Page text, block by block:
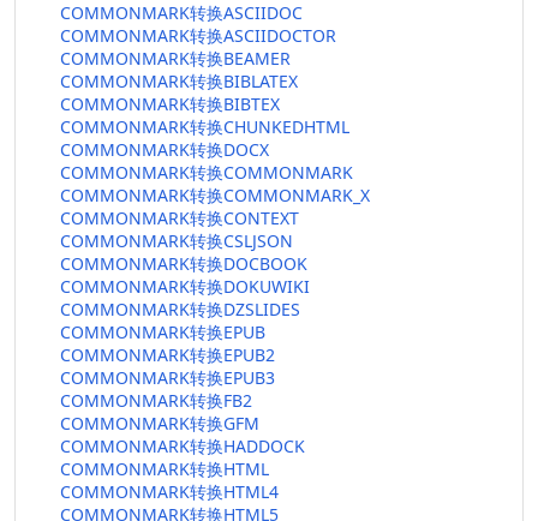
COMMONMARK转换ASCIIDOC
COMMONMARK转换ASCIIDOCTOR
COMMONMARK转换BEAMER
COMMONMARK转换BIBLATEX
COMMONMARK转换BIBTEX
COMMONMARK转换CHUNKEDHTML
COMMONMARK转换DOCX
COMMONMARK转换COMMONMARK
COMMONMARK转换COMMONMARK_X
COMMONMARK转换CONTEXT
COMMONMARK转换CSLJSON
COMMONMARK转换DOCBOOK
COMMONMARK转换DOKUWIKI
COMMONMARK转换DZSLIDES
COMMONMARK转换EPUB
COMMONMARK转换EPUB2
COMMONMARK转换EPUB3
COMMONMARK转换FB2
COMMONMARK转换GFM
COMMONMARK转换HADDOCK
COMMONMARK转换HTML
COMMONMARK转换HTML4
COMMONMARK转换HTML5